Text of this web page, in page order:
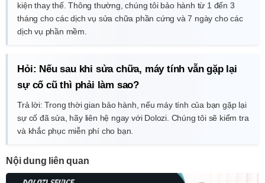
kiện thay thế. Thông thường, chúng tôi bảo hành từ 1 đến 3
tháng cho các dịch vụ sửa chữa phần cứng và 7 ngày cho các
dịch vụ phần mềm.
Hỏi: Nếu sau khi sửa chữa, máy tính vẫn gặp lại
sự cố cũ thì phải làm sao?
Trả lời: Trong thời gian bảo hành, nếu máy tính của bạn gặp lại
sự cố đã sửa, hãy liên hệ ngay với Dolozi. Chúng tôi sẽ kiểm tra
và khắc phục miễn phí cho bạn.
Nội dung liên quan